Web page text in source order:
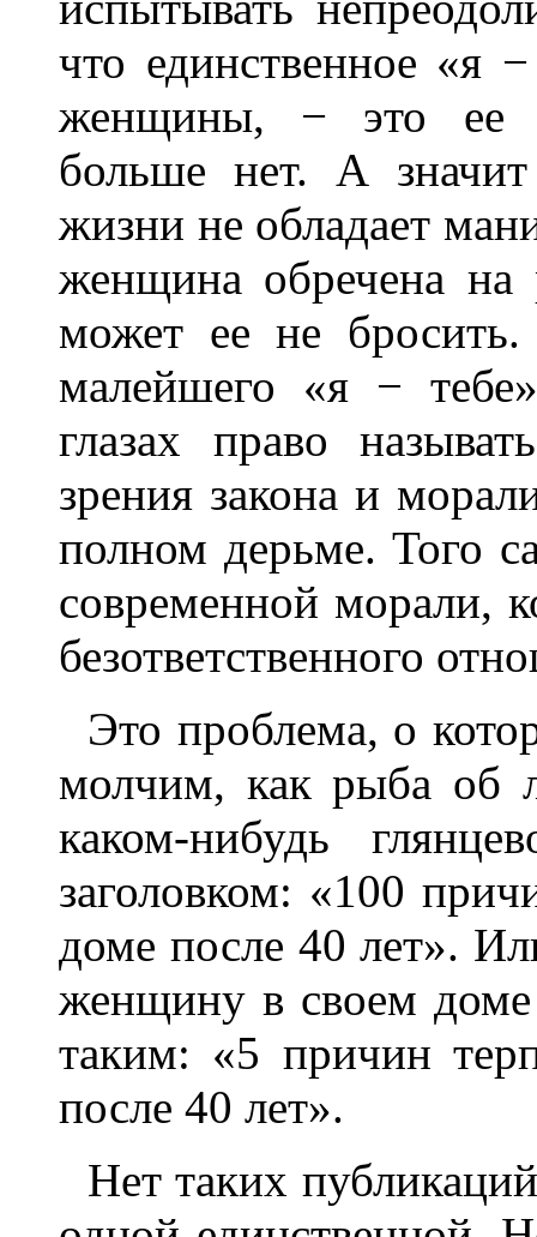
что единственное «я
женщины, − это ее
больше нет. А
жизни не обладает
женщина обречена
может ее не
малейшего «я −
глазах право
зрения закона и
полном дерьме. Того
современной морали,
безответственного
Это проблема, о
молчим, как рыба об
каком-нибудь
заголовком: «100
доме после 40 лет».
женщину в своем
таким: «5 причин
после 40 лет».
Нет таких